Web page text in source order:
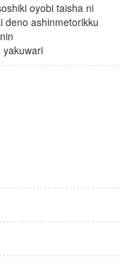
oyobi taisha ni
deno ashinmetorikku
yakuwari